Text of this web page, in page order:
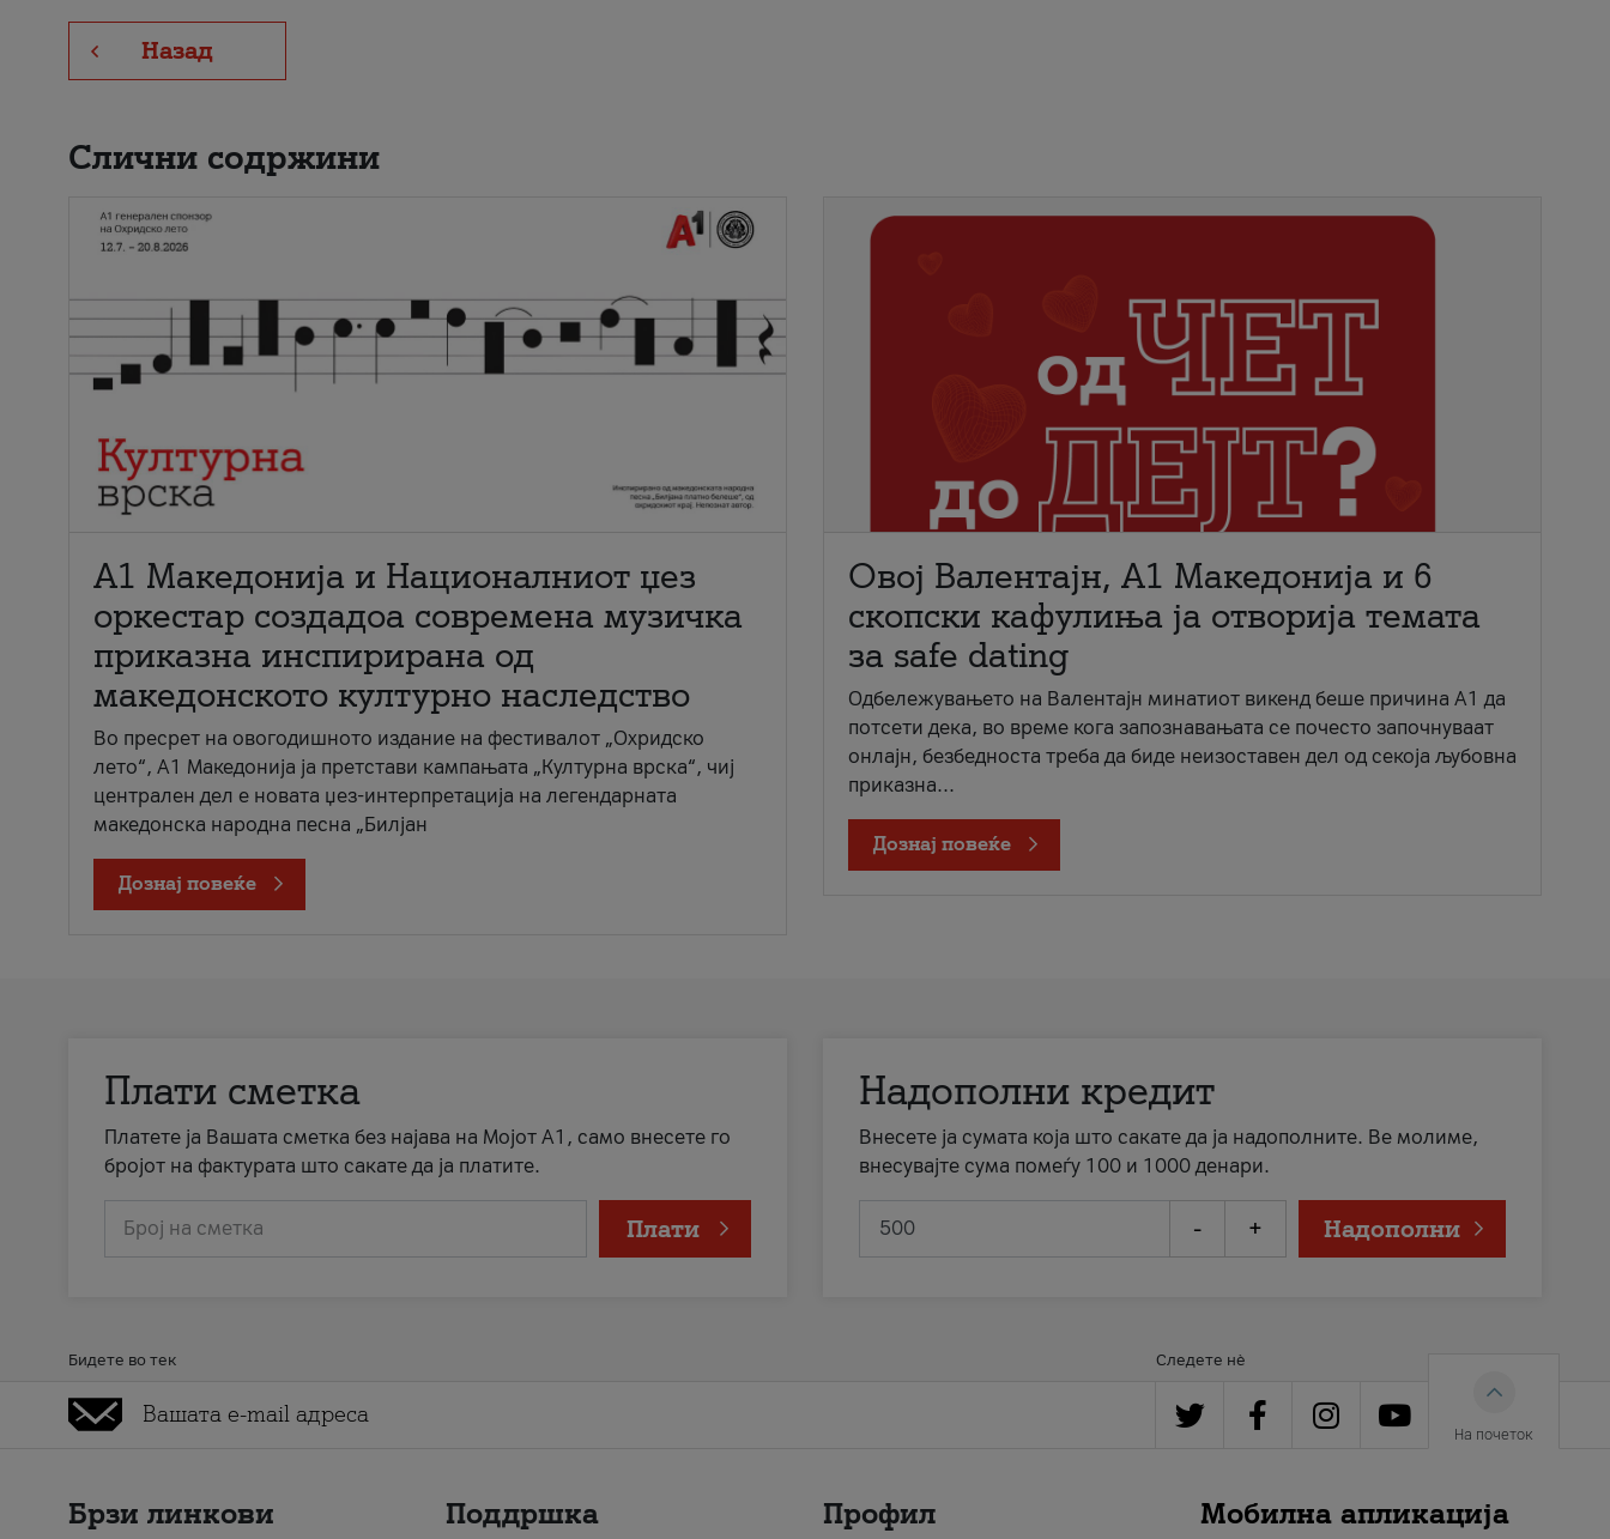
Назад
Слични содржини
А1 Македонија и Националниот џез
оркестар создадоа современа музичка
приказна инспирирана од
македонското културно наследство
Во пресрет на овогодишното издание на фестивалот „Охридско
лето“, А1 Македонија ја претстави кампањата „Културна врска“, чиј
централен дел е новата џез-интерпретација на легендарната
македонска народна песна „Билјан
Дознај повеќе
Овој Валентајн, A1 Македонија и 6
скопски кафулиња ја отворија темата
за safe dating
Одбележувањето на Валентајн минатиот викенд беше причина А1 да
потсети дека, во време кога запознавањата се почесто започнуваат
онлајн, безбедноста треба да биде неизоставен дел од секоја љубовна
приказна...
Дознај повеќе
Плати сметка
Платете ја Вашата сметка без најава на Мојот А1, само внесете го
бројот на фактурата што сакате да ја платите.
Број на сметка Плати
Надополни кредит
Внесете ја сумата која што сакате да ја надополните. Ве молиме,
внесувајте сума помеѓу 100 и 1000 денари.
- + Надополни
Бидете во тек Следете нè
На почеток
Брзи линкови Поддршка Профил Мобилна апликација